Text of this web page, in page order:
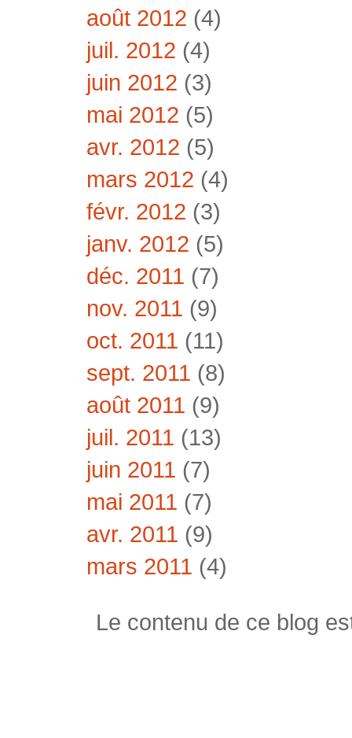
août 2012 (4)
juil. 2012 (4)
juin 2012 (3)
mai 2012 (5)
avr. 2012 (5)
mars 2012 (4)
févr. 2012 (3)
janv. 2012 (5)
déc. 2011 (7)
nov. 2011 (9)
oct. 2011 (11)
sept. 2011 (8)
août 2011 (9)
juil. 2011 (13)
juin 2011 (7)
mai 2011 (7)
avr. 2011 (9)
mars 2011 (4)
Le contenu de ce blog